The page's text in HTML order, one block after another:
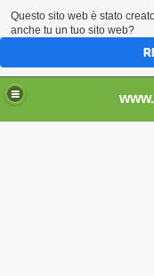
..................................
Questo sito web è stato
anche tu un tuo sito web?